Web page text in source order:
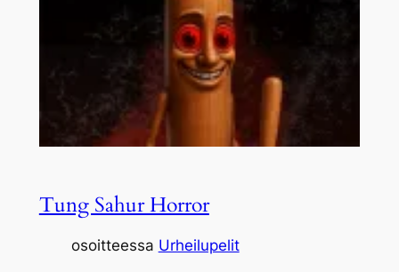
Tung Sahur Horror
osoitteessa Urheilupelit